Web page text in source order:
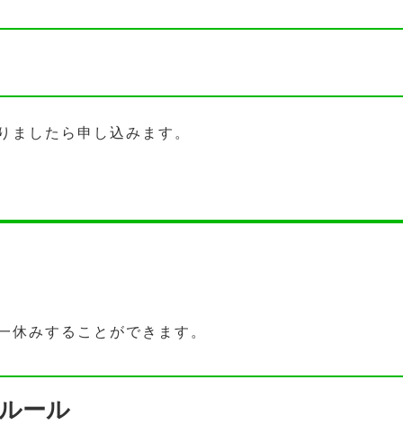
ましたら申し込みます。
休みすることができます。
ール